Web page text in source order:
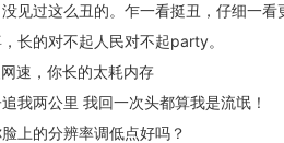
见过这么丑的。乍一看挺丑，仔细一看
长的对不起人民对不起party。
速，你长的太耗内存
我两公里 我回一次头都算我是流氓！
上的分辨率调低点好吗？